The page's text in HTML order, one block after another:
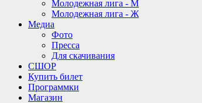
Молодежная лига - М
Молодежная лига - Ж
Медиа
Фото
Пресса
Для скачивания
СШОР
Купить билет
Программки
Магазин